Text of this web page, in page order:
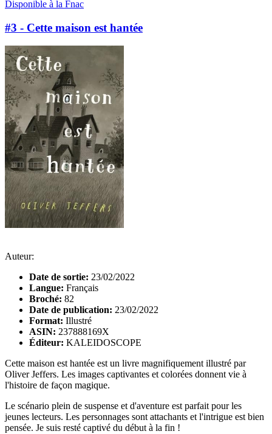
Disponible à la Fnac
#3 - Cette maison est hantée
Auteur:
Date de sortie: 23/02/2022
Langue: Français
Broché: 82
Date de publication: 23/02/2022
Format: Illustré
ASIN: 237888169X
Éditeur: KALEIDOSCOPE
Cette maison est hantée est un livre magnifiquement illustré par
Oliver Jeffers. Les images captivantes et colorées donnent vie à
l'histoire de façon magique.
Le scénario plein de suspense et d'aventure est parfait pour les
jeunes lecteurs. Les personnages sont attachants et l'intrigue est bien
pensée. Je suis resté captivé du début à la fin !